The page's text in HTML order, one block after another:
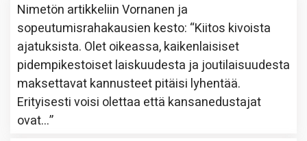
Nimetön artikkeliinVornanen ja
sopeutumisrahakausien kesto: “Kiitos kivoista
ajatuksista. Olet oikeassa, kaikenlaisiset
pidempikestoiset laiskuudesta ja joutilaisuudesta
maksettavat kannusteet pitäisi lyhentää.
Erityisesti voisi olettaa että kansanedustajat
ovat…”